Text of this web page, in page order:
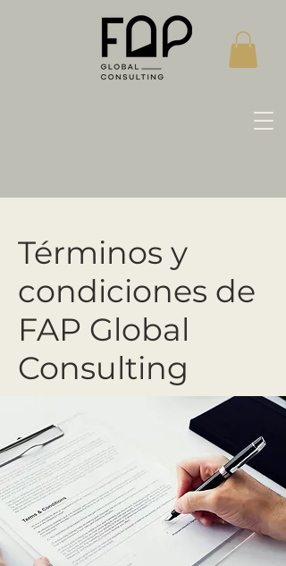
Términos y
condiciones de
FAP Global
Consulting